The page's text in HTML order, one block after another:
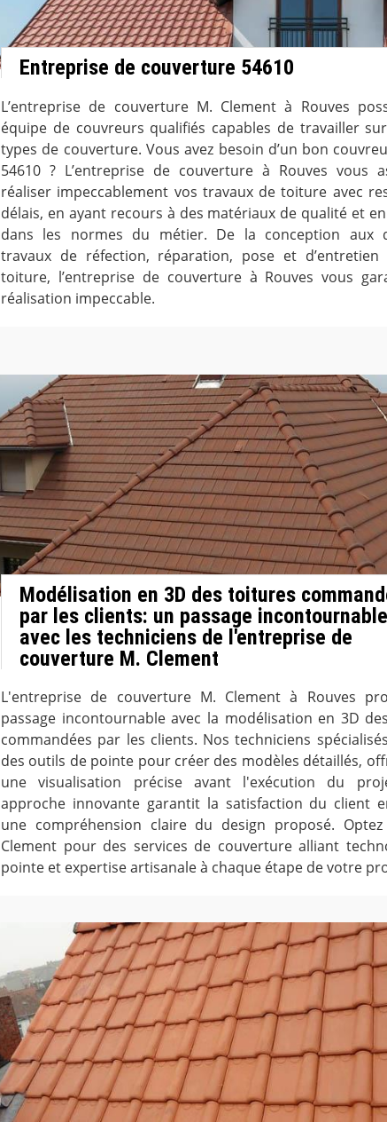
Entreprise de couverture 54610
L’entreprise de couverture M. Clement à Rouves
équipe de couvreurs qualifiés capables de travailler
types de couverture. Vous avez besoin d’un bon
54610 ? L’entreprise de couverture à Rouves vous
réaliser impeccablement vos travaux de toiture avec
délais, en ayant recours à des matériaux de qualité et
dans les normes du métier. De la conception aux
travaux de réfection, réparation, pose et
toiture, l’entreprise de couverture à Rouves vous
réalisation impeccable.
Modélisation en 3D des toitures
par les clients: un passage incontournable
avec les techniciens de l'entreprise de
couverture M. Clement
L'entreprise de couverture M. Clement à Rouves
passage incontournable avec la modélisation en 3D
commandées par les clients. Nos techniciens
des outils de pointe pour créer des modèles détaillés,
une visualisation précise avant l'exécution du
approche innovante garantit la satisfaction du client
une compréhension claire du design proposé.
Clement pour des services de couverture alliant
pointe et expertise artisanale à chaque étape de votre